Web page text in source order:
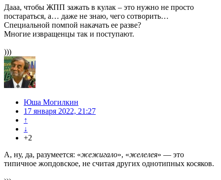
Дааа, чтобы ЖПП зажать в кулак – это нужно не просто
постараться, а… даже не знаю, чего сотворить…
Специальной помпой накачать ее разве?
Многие извращенцы так и поступают.
)))
Юша Могилкин
17 января 2022, 21:27
↑
↓
+2
А, ну, да, разумеется: «жежигало», «желелея» — это
типичное жопдовское, не считая других однотипных косяков.